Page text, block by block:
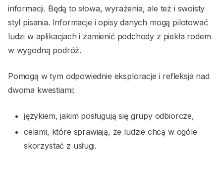
informacji. Będą to słowa, wyrażenia, ale też i swoisty
styl pisania. Informacje i opisy danych mogą pilotować
ludzi w aplikacjach i zamienić podchody z piekła rodem
w wygodną podróż.
Pomogą w tym odpowiednie eksploracje i refleksja nad
dwoma kwestiami:
językiem, jakim posługują się grupy odbiorcze,
celami, które sprawiają, że ludzie chcą w ogóle
skorzystać z usługi.